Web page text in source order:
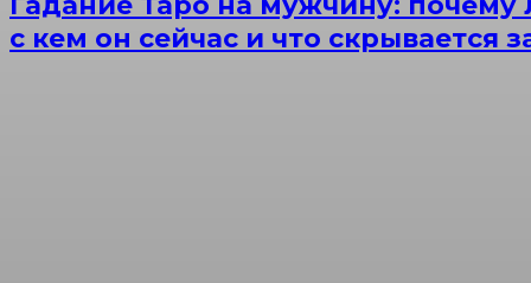
с кем он сейчас и что скрывается